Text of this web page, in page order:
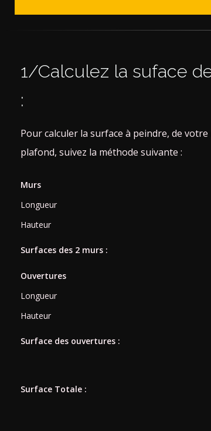
1/Calculez la suface
:
Pour calculer la surface à peindre, de
plafond, suivez la méthode suivante :
Murs
Longueur
Hauteur
Surfaces des 2 murs :
Ouvertures
Longueur
Hauteur
Surface des ouvertures :
Surface Totale :